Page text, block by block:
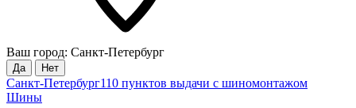
Ваш город: Санкт-Петербург
Да Нет
Санкт-Петербург110 пунктов выдачи с шиномонтажом
Шины